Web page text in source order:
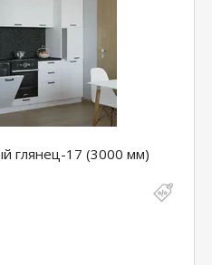
глянец-17 (3000 мм)